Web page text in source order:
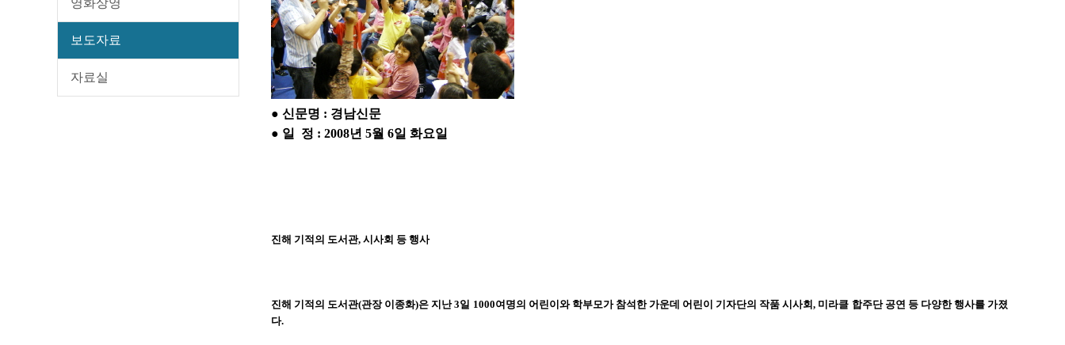
영화상영
보도자료
자료실
● 신문명 : 경남신문
● 일 정 : 2008년 5월 6일 화요일
진해 기적의 도서관, 시사회 등 행사
진해 기적의 도서관(관장 이종화)은 지난 3일 1000여명의 어린이와 학부모가 참석한 가운데 어린이 기자단의 작품 시사회, 미라클 합주단 공연 등 다양한 행사를 가졌
다.